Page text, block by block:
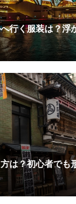
行く服装は？浮
は？初心者でも